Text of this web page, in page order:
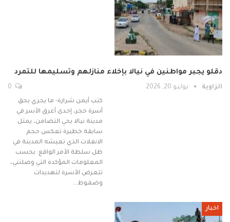
دقلو يجبر مواطنين في نيالا بإخلاء منازلهم وتسليمها للتمرد
الزاوية يوليو 20, 2026
كتب أيمن شرارة- ما يجري بحق
أسرة حجر، إحدى أعرق الأسر في
مدينة نيالا بحي التضامن، يمثل
سابقة خطيرة تعكس حجم
الانفلات الذي تعيشه المدينة في
ظل سلطة الأمر الواقع. بحسب
المعلومات المؤكدة التي وصلتني،
تتعرض الأسرة لتهديدات
وضغوط…
اخبار